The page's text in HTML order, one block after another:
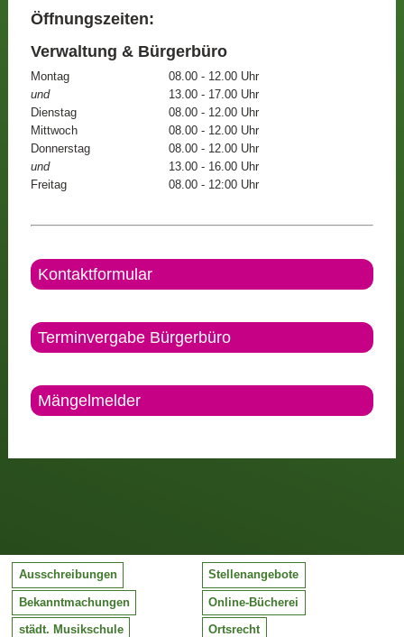
Öffnungszeiten:
Verwaltung & Bürgerbüro
Montag
08.00 - 12.00 Uhr
und
13.00 - 17.00 Uhr
Dienstag
08.00 - 12.00 Uhr
Mittwoch
08.00 - 12.00 Uhr
Donnerstag
08.00 - 12.00 Uhr
und
13.00 - 16.00 Uhr
Freitag
08.00 - 12:00 Uhr
Kontaktformular
Terminvergabe Bürgerbüro
Mängelmelder
Ausschreibungen Stellenangebote
Bekanntmachungen Online-Bücherei
städt. Musikschule Ortsrecht